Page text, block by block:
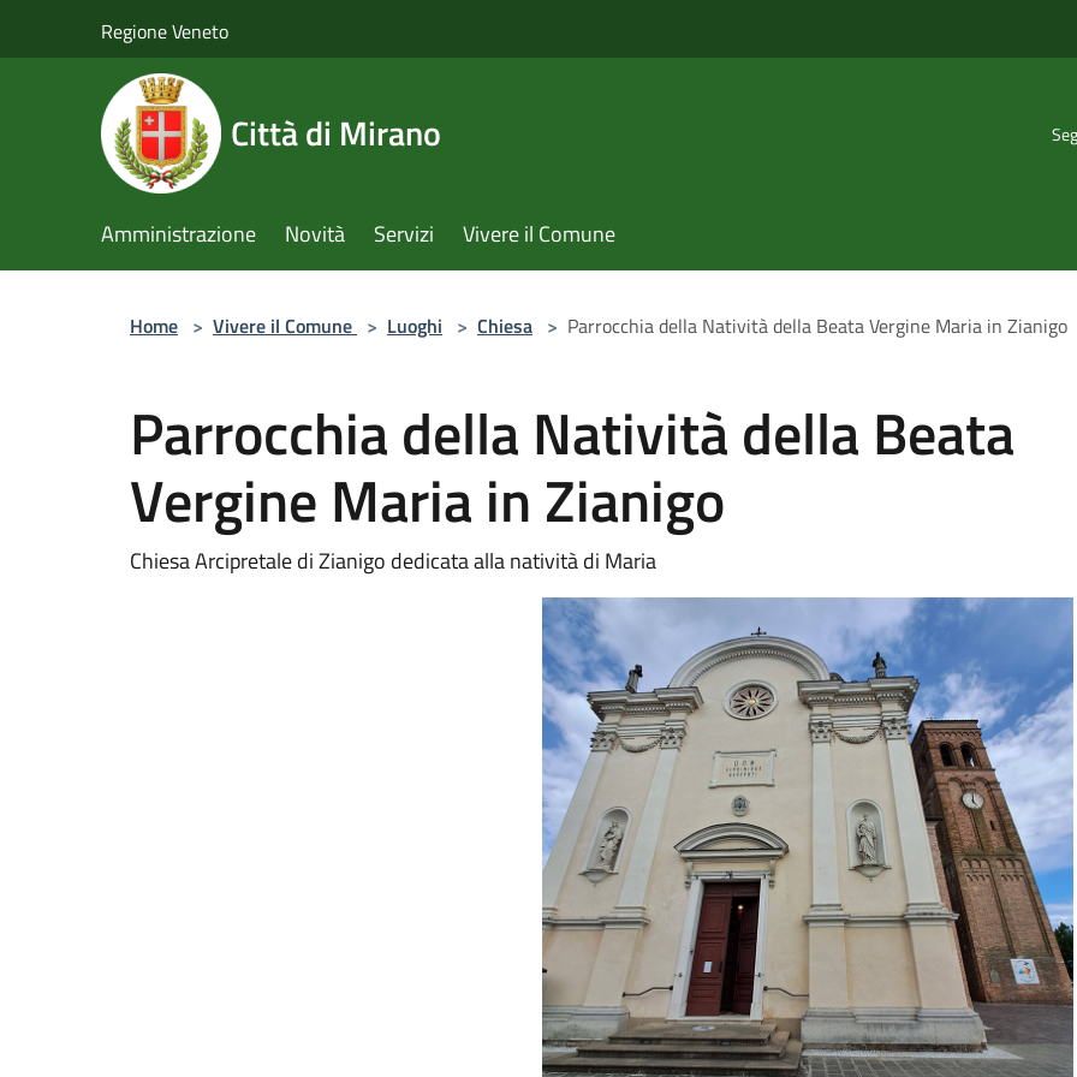
Regione Veneto
Città di Mirano
Amministrazione Novità Servizi Vivere il Comune
Home > Vivere il Comune > Luoghi > Chiesa > Parrocchia della Natività della Beata Vergine Maria in Zianigo
Parrocchia della Natività della Beata
Vergine Maria in Zianigo
Chiesa Arcipretale di Zianigo dedicata alla natività di Maria